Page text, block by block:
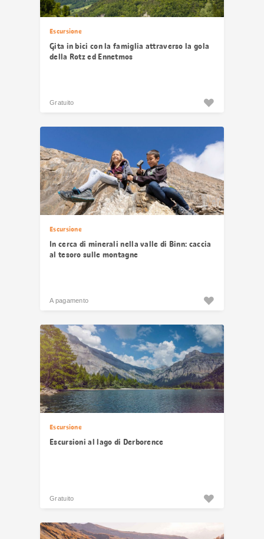
Escursione
Gita in bici con la famiglia attraverso la gola
della Rotz ed Ennetmos
Gratuito
Escursione
In cerca di minerali nella valle di Binn: caccia
al tesoro sulle montagne
A pagamento
Escursione
Escursioni al lago di Derborence
Gratuito